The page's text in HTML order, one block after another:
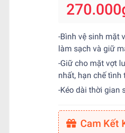
-Bình vệ sinh mặt
làm sạch và giữ
-Giữ cho mặt vợt
nhất, hạn chế
-Kéo dài thời gian
Cam Kết